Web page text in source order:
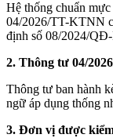
Hệ thống chuẩn
04/2026/TT-KTNN
định số 08/2024/
2. Thông tư 04/
Thông tư ban hành
ngữ áp dụng thống
3. Đơn vị được